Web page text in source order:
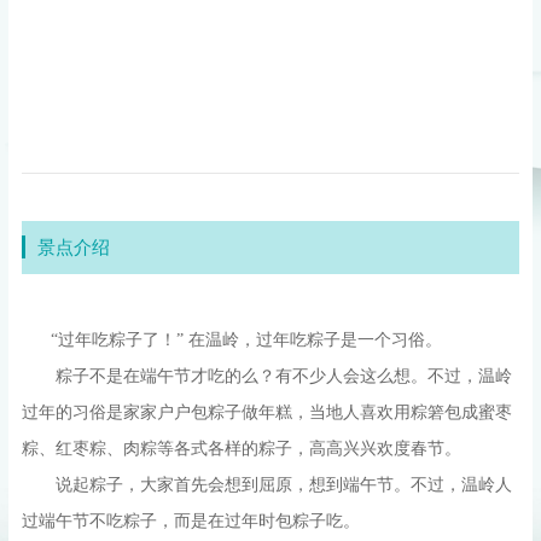
景点介绍
“过年吃粽子了！” 在温岭，过年吃粽子是一个习俗。
粽子不是在端午节才吃的么？有不少人会这么想。不过，温岭
过年的习俗是家家户户包粽子做年糕，当地人喜欢用粽箬包成蜜枣
粽、红枣粽、肉粽等各式各样的粽子，高高兴兴欢度春节。
说起粽子，大家首先会想到屈原，想到端午节。不过，温岭人
过端午节不吃粽子，而是在过年时包粽子吃。